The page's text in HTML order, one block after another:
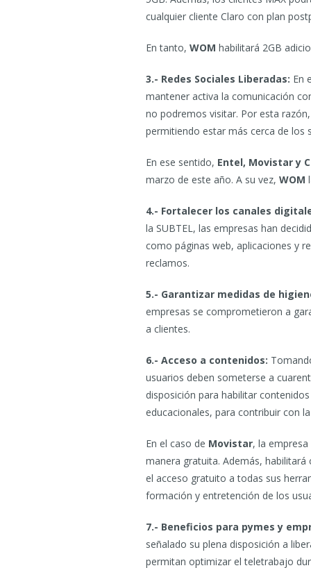
cualquier cliente Claro con plan
En tanto, WOM habilitará 2GB
3.- Redes Sociales Liberadas: En
mantener activa la comunicación
no podremos visitar. Por esta
permitiendo estar más cerca de los
En ese sentido, Entel, Movistar y
marzo de este año. A su vez, WOM
4.- Fortalecer los canales
la SUBTEL, las empresas han
como páginas web, aplicaciones y
reclamos.
5.- Garantizar medidas de
empresas se comprometieron a
a clientes.
6.- Acceso a contenidos:
usuarios deben someterse a
disposición para habilitar
educacionales, para contribuir con
En el caso de Movistar, la
manera gratuita. Además,
el acceso gratuito a todas sus
formación y entretención de los
7.- Beneficios para pymes y
señalado su plena disposición a
permitan optimizar el teletrabajo